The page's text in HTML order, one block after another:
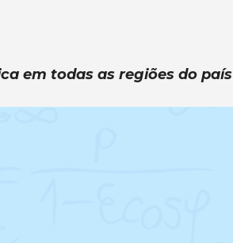
em todas as regiões do país